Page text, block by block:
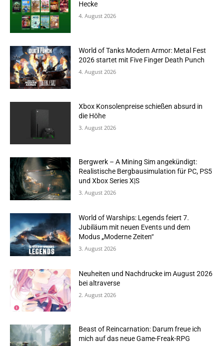
Hecke
4. August 2026
World of Tanks Modern Armor: Metal Fest
2026 startet mit Five Finger Death Punch
4. August 2026
Xbox Konsolenpreise schießen absurd in
die Höhe
3. August 2026
Bergwerk – A Mining Sim angekündigt:
Realistische Bergbausimulation für PC, PS5
und Xbox Series X|S
3. August 2026
World of Warships: Legends feiert 7.
Jubiläum mit neuen Events und dem
Modus „Moderne Zeiten“
3. August 2026
Neuheiten und Nachdrucke im August 2026
bei altraverse
2. August 2026
Beast of Reincarnation: Darum freue ich
mich auf das neue Game-Freak-RPG